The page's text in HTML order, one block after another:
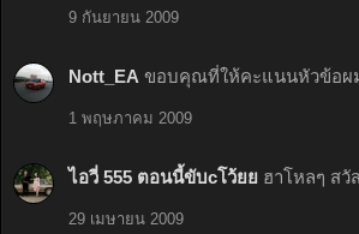
9 กันยายน 2009
Nott_EA ขอบคุณที่ให้คะแนนหัวข้อผ
1 พฤษภาคม 2009
ไอวี่ 555 ตอนนี้ขับcโว้ยย ฮาโหลๆ สวั
29 เมษายน 2009